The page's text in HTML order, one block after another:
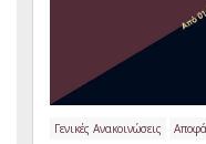
Γενικές Ανακοινώσεις